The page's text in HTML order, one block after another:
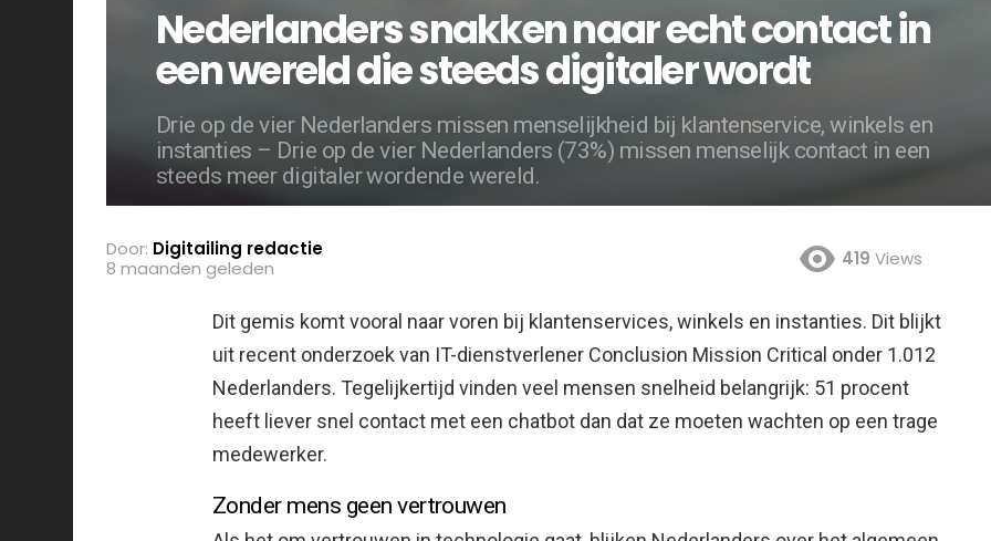
Nederlanders snakken naar echt contact in
een wereld die steeds digitaler wordt
Drie op de vier Nederlanders missen menselijkheid bij klantenservice, winkels en
instanties – Drie op de vier Nederlanders (73%) missen menselijk contact in een
steeds meer digitaler wordende wereld.
Door: Digitailing redactie
8 maanden geleden
419 Views
Dit gemis komt vooral naar voren bij klantenservices, winkels en instanties. Dit blijkt
uit recent onderzoek van IT-dienstverlener Conclusion Mission Critical onder 1.012
Nederlanders. Tegelijkertijd vinden veel mensen snelheid belangrijk: 51 procent
heeft liever snel contact met een chatbot dan dat ze moeten wachten op een trage
medewerker.
Zonder mens geen vertrouwen